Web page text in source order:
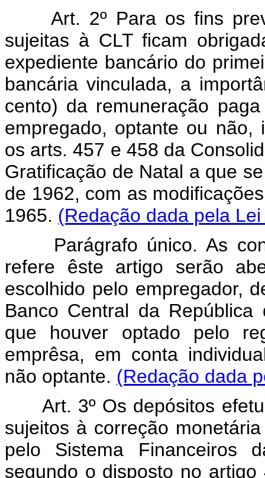
Art. 2º Para os fins
sujeitas à CLT ficam
expediente bancário do
bancária vinculada, a
cento) da remuneração
empregado, optante ou
os arts. 457 e 458 da
Gratificação de Natal a que
de 1962, com as
1965. (Redação dada pela
Parágrafo único. As
refere êste artigo serão
escolhido pelo empregador,
Banco Central da
que houver optado pelo
emprêsa, em conta
não optante. (Redação dada
Art. 3º Os depósitos
sujeitos à correção
pelo Sistema Financeiros
segundo o disposto no artigo